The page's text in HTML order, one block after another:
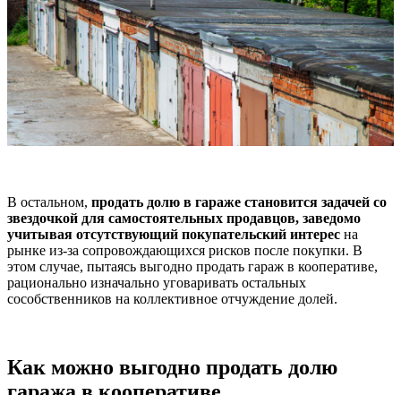
В остальном, продать долю в гараже становится задачей со
звездочкой для самостоятельных продавцов, заведомо
учитывая отсутствующий покупательский интерес на
рынке из-за сопровождающихся рисков после покупки. В
этом случае, пытаясь выгодно продать гараж в кооперативе,
рационально изначально уговаривать остальных
сособственников на коллективное отчуждение долей.
Как можно выгодно продать долю